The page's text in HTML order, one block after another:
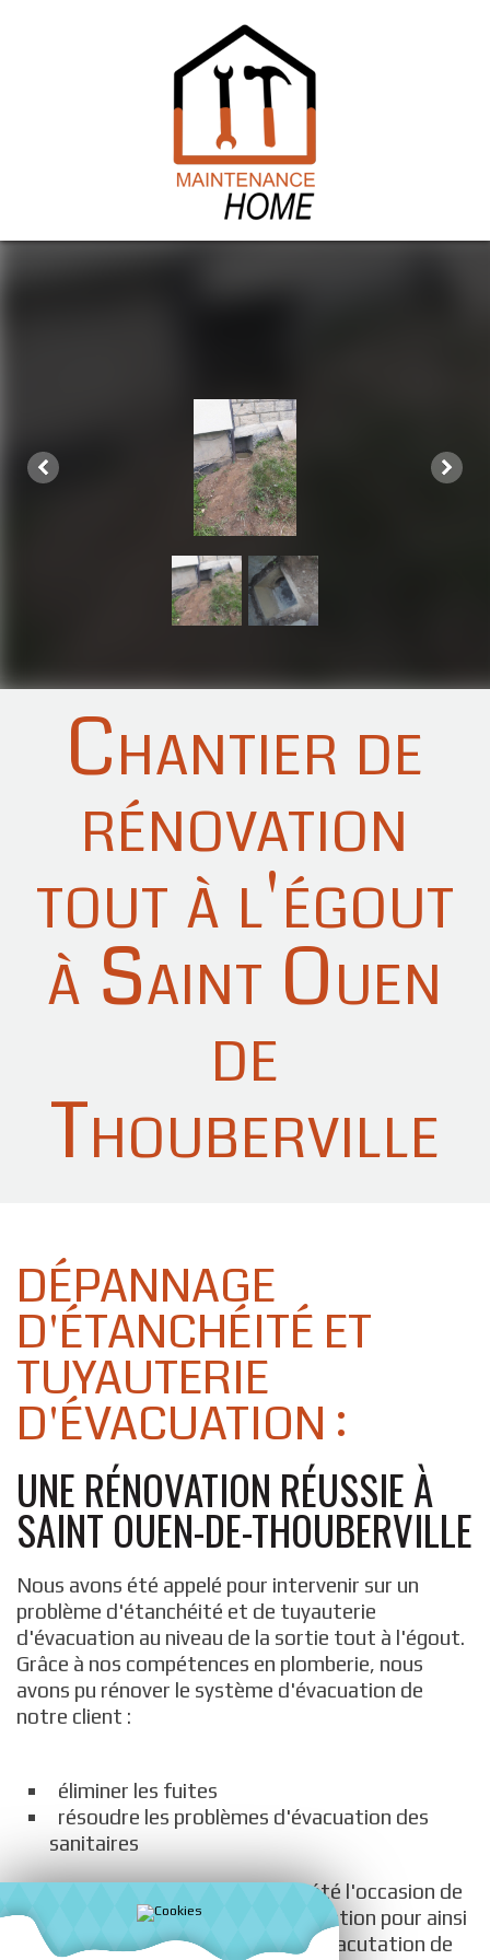
Chantier de
rénovation
tout à l'égout
à Saint Ouen
de
Thouberville
DÉPANNAGE
D'ÉTANCHÉITÉ ET
TUYAUTERIE
D'ÉVACUATION :
UNE RÉNOVATION RÉUSSIE À
SAINT OUEN-DE-THOUBERVILLE
Nous avons été appelé pour intervenir sur un
problème d'étanchéité et de tuyauterie
d'évacuation au niveau de la sortie tout à l'égout.
Grâce à nos compétences en plomberie, nous
avons pu rénover le système d'évacuation de
notre client :
éliminer les fuites
résoudre les problèmes d'évacuation des
sanitaires
Cette intervention dépannage a été l'occasion de
rénover tout son système d'évacuation pour ainsi
éviter les fuites et une mauvaise évacutation de